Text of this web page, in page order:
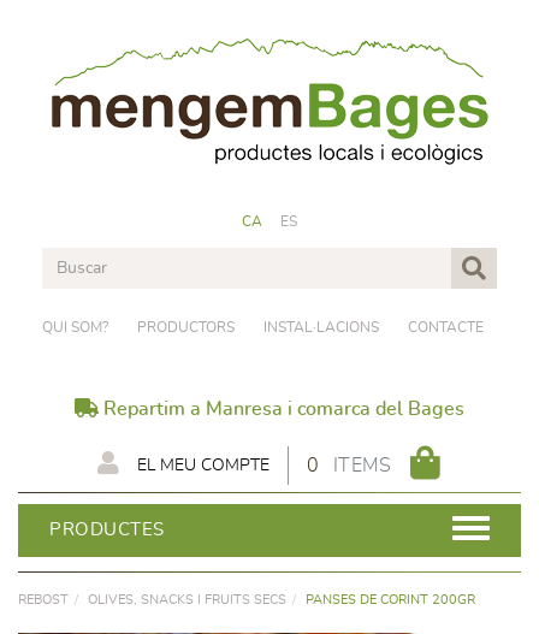
CA ES
QUI SOM? PRODUCTORS INSTAL·LACIONS CONTACTE
Repartim a Manresa i comarca del Bages
0 ITEMS
EL MEU COMPTE
PRODUCTES
REBOST OLIVES, SNACKS I FRUITS SECS PANSES DE CORINT 200GR